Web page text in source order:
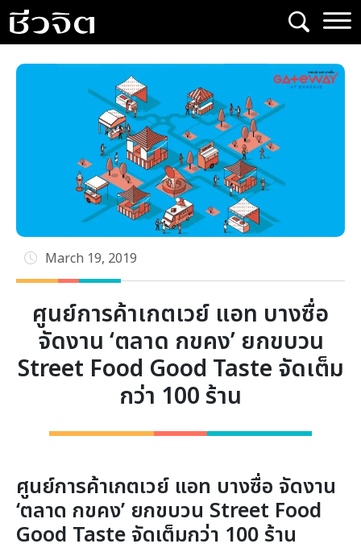
Skip
to
content
March 19, 2019
ศูนย์การค้าเกตเวย์ แอท บางซื่อ
จัดงาน ‘ตลาด กขคง’ ยกขบวน
Street Food Good Taste จัดเต็ม
กว่า 100 ร้าน
ศูนย์การค้าเกตเวย์ แอท บางซื่อ จัดงาน
‘ตลาด กขคง’ ยกขบวน Street Food
Good Taste จัดเต็มกว่า 100 ร้าน